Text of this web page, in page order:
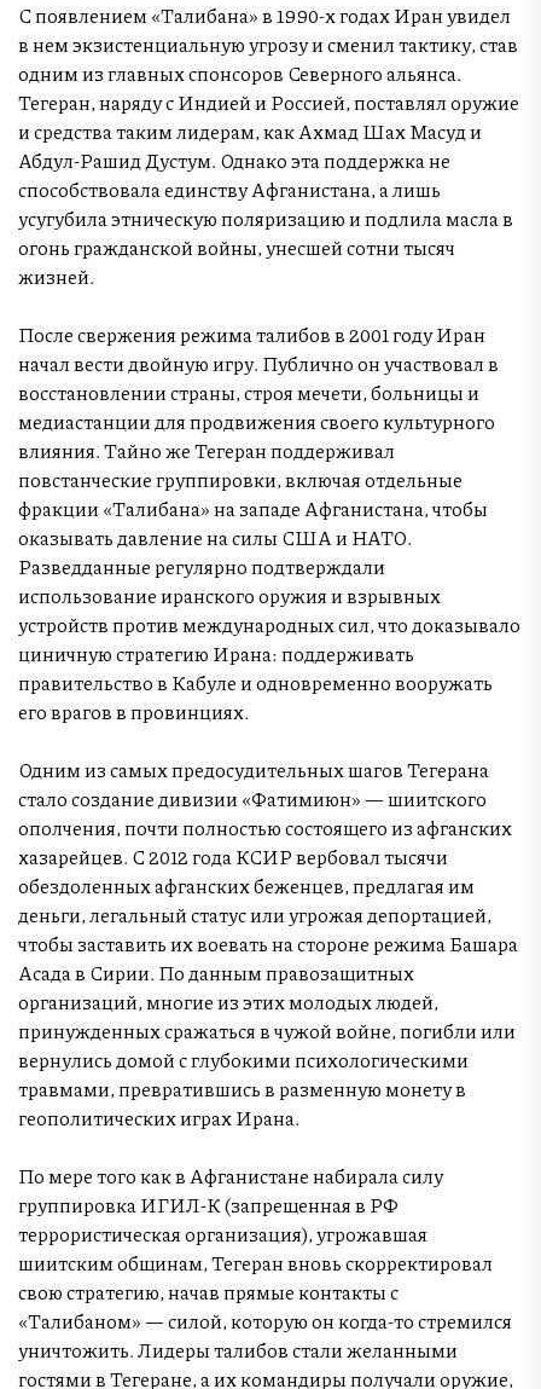
С появлением «Талибана» в 1990-х годах Иран увидел
в нем экзистенциальную угрозу и сменил тактику, став
одним из главных спонсоров Северного альянса.
Тегеран, наряду с Индией и Россией, поставлял оружие
и средства таким лидерам, как Ахмад Шах Масуд и
Абдул-Рашид Дустум. Однако эта поддержка не
способствовала единству Афганистана, а лишь
усугубила этническую поляризацию и подлила масла в
огонь гражданской войны, унесшей сотни тысяч
жизней.
После свержения режима талибов в 2001 году Иран
начал вести двойную игру. Публично он участвовал в
восстановлении страны, строя мечети, больницы и
медиастанции для продвижения своего культурного
влияния. Тайно же Тегеран поддерживал
повстанческие группировки, включая отдельные
фракции «Талибана» на западе Афганистана, чтобы
оказывать давление на силы США и НАТО.
Разведданные регулярно подтверждали
использование иранского оружия и взрывных
устройств против международных сил, что доказывало
циничную стратегию Ирана: поддерживать
правительство в Кабуле и одновременно вооружать
его врагов в провинциях.
Одним из самых предосудительных шагов Тегерана
стало создание дивизии «Фатимиюн» — шиитского
ополчения, почти полностью состоящего из афганских
хазарейцев. С 2012 года КСИР вербовал тысячи
обездоленных афганских беженцев, предлагая им
деньги, легальный статус или угрожая депортацией,
чтобы заставить их воевать на стороне режима Башара
Асада в Сирии. По данным правозащитных
организаций, многие из этих молодых людей,
принужденных сражаться в чужой войне, погибли или
вернулись домой с глубокими психологическими
травмами, превратившись в разменную монету в
геополитических играх Ирана.
По мере того как в Афганистане набирала силу
группировка ИГИЛ-К (запрещенная в РФ
террористическая организация), угрожавшая
шиитским общинам, Тегеран вновь скорректировал
свою стратегию, начав прямые контакты с
«Талибаном» — силой, которую он когда-то стремился
уничтожить. Лидеры талибов стали желанными
гостями в Тегеране, а их командиры получали оружие,